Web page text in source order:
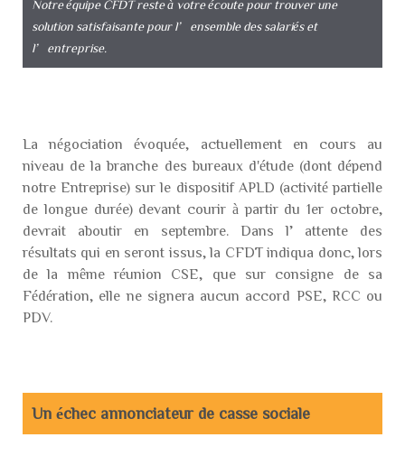
Notre équipe CFDT reste à votre écoute pour trouver une
solution satisfaisante pour l’ensemble des salariés et
l’entreprise.
La négociation évoquée, actuellement en cours au
niveau de la branche des bureaux d'étude (dont dépend
notre Entreprise) sur le dispositif APLD (activité partielle
de longue durée) devant courir à partir du 1er octobre,
devrait aboutir en septembre. Dans l’attente des
résultats qui en seront issus, la CFDT indiqua donc, lors
de la même réunion CSE, que sur consigne de sa
Fédération, elle ne signera aucun accord PSE, RCC ou
PDV.
Un échec annonciateur de casse sociale